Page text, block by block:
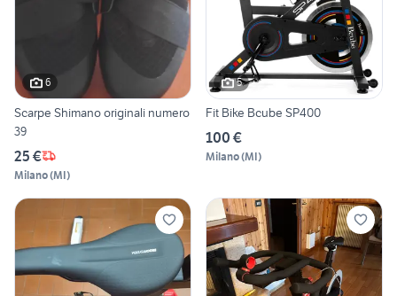
6
Scarpe Shimano originali numero
39
25 €
Milano(MI)
5
Fit Bike Bcube SP400
100 €
Milano(MI)